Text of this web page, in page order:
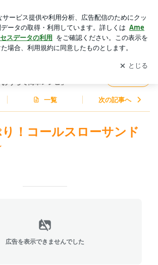
ログ「Yukari's Kitchen おうちで簡単レシ
ードして ブログの更新通知
を受け取りまし
開く
うちで簡単レシピ」
一覧 次の記事へ
！コールスローサンド
広告を表示できませんでした